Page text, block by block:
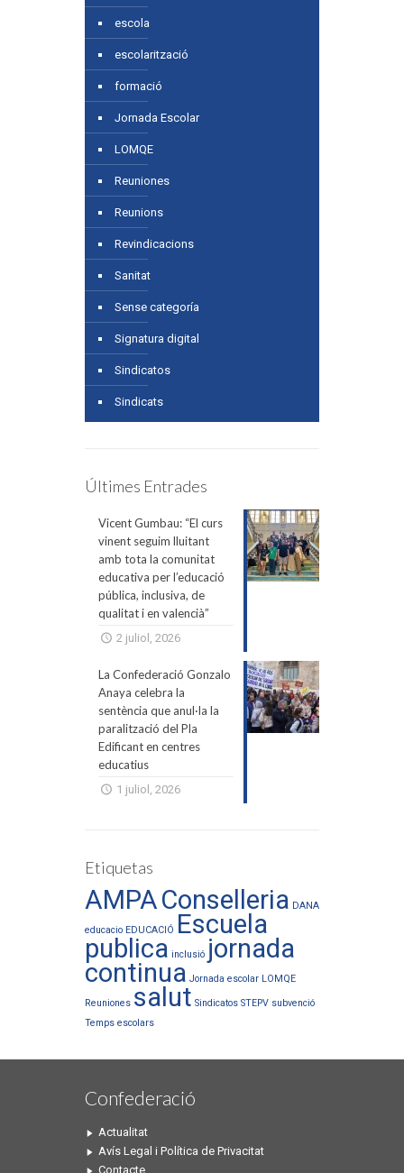
escola
escolarització
formació
Jornada Escolar
LOMQE
Reuniones
Reunions
Revindicacions
Sanitat
Sense categoría
Signatura digital
Sindicatos
Sindicats
Últimes Entrades
Vicent Gumbau: “El curs
vinent seguim lluitant
amb tota la comunitat
educativa per l’educació
pública, inclusiva, de
qualitat i en valencià”
2 juliol, 2026
La Confederació Gonzalo
Anaya celebra la
sentència que anul·la la
paralització del Pla
Edificant en centres
educatius
1 juliol, 2026
Etiquetas
AMPAConselleria DANA
educacio EDUCACIÓ Escuela
publica inclusió jornada
continua Jornada escolar LOMQE
Reuniones salut Sindicatos STEPV subvenció
Temps escolars
Confederació
Actualitat
Avís Legal i Política de Privacitat
Contacte